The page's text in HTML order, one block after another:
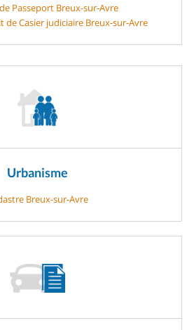
Passeport Breux-sur-Avre
de Casier judiciaire Breux-sur-Avre
Urbanisme
Breux-sur-Avre